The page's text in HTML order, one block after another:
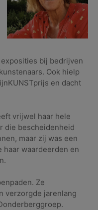
bij bedrijven
Ook hielp
en dacht
vrijwel haar hele
die bescheidenheid
maar zij was een
waardeerden en
Ze
verzorgde jarenlang